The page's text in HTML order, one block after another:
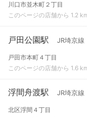
川口市並木町２丁目
このページの店舗から 1.2
戸田公園駅 JR埼京線
戸田市本町４丁目
このページの店舗から 1.6
浮間舟渡駅 JR埼京線
北区浮間４丁目